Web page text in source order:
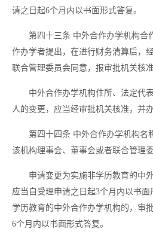
请之日起6个月内以书面形式答复。
第四十三条 中外合作办学机构合
作办学者提出，在进行财务清算后，
联合管理委员会同意，报审批机关核
中外合作办学机构住所、法定代表
人的变更，应当经审批机关核准，并
第四十四条 中外合作办学机构名
该机构理事会、董事会或者联合管理
申请变更为实施非学历教育的中外
应当自受理申请之日起3个月内以书
学历教育的中外合作办学机构的，审
6个月内以书面形式答复。